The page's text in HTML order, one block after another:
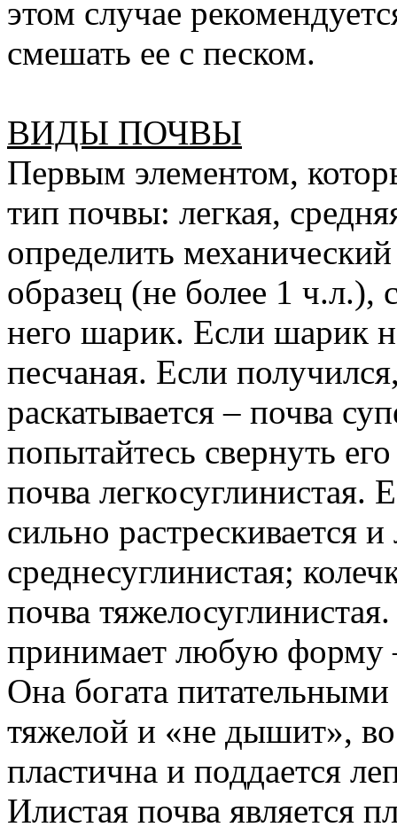
этом случае
смешать ее с песком.
ВИДЫ ПОЧВЫ
Первым элементом,
тип почвы: легкая,
определить
образец (не более 1 ч.л.),
него шарик. Если шарик
песчаная. Если
раскатывается – почва
попытайтесь свернуть
почва легкосуглинистая.
сильно растрескивается
среднесуглинистая;
почва
принимает любую форму
Она богата
тяжелой и «не дышит»,
пластична и поддается
Илистая почва является